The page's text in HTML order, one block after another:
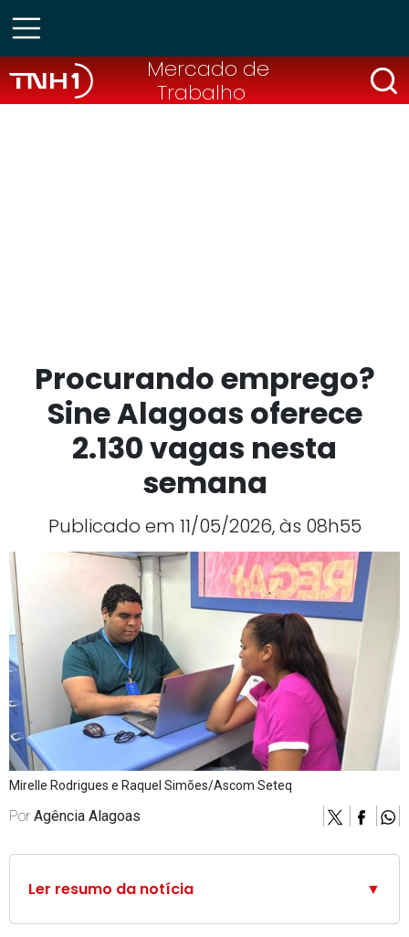
Mercado de
Trabalho
Procurando emprego?
Sine Alagoas oferece
2.130 vagas nesta
semana
Publicado em 11/05/2026, às 08h55
Mirelle Rodrigues e Raquel Simões/Ascom Seteq
Por Agência Alagoas
Ler resumo da notícia ▼